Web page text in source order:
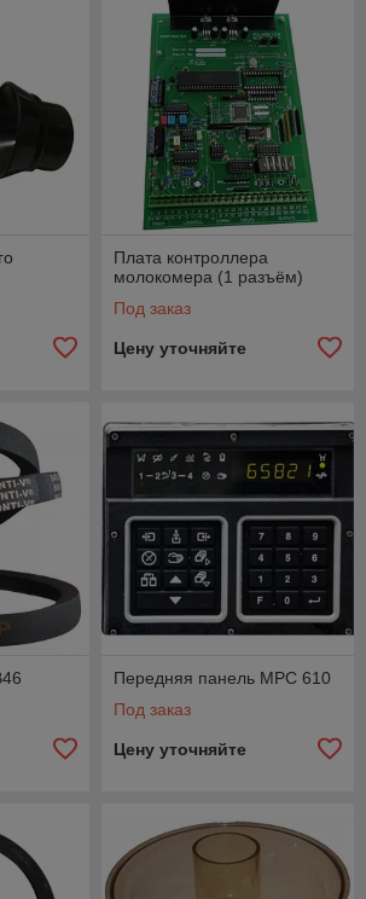
Плата контроллера
молокомера (1 разъём)
Под заказ
Цену уточняйте
Передняя панель MPC 610
Под заказ
Цену уточняйте